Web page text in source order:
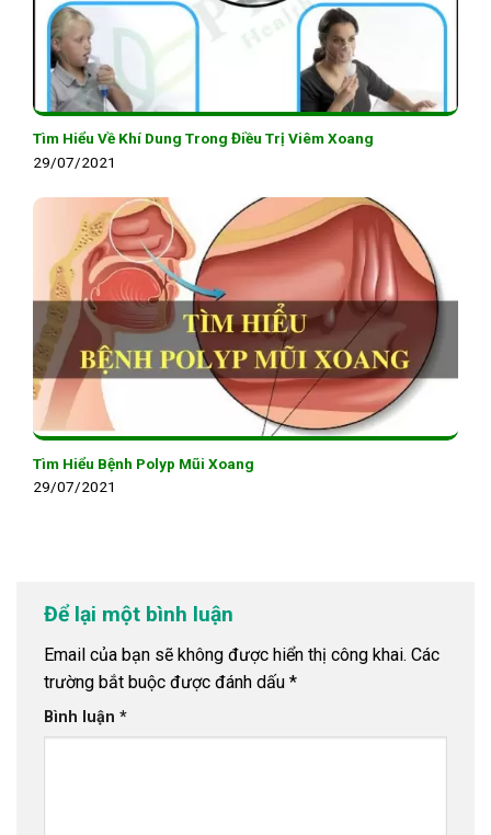
Tìm Hiểu Về Khí Dung Trong Điều Trị Viêm Xoang
29/07/2021
Tìm Hiểu Bệnh Polyp Mũi Xoang
29/07/2021
Để lại một bình luận
Email của bạn sẽ không được hiển thị công khai. Các
trường bắt buộc được đánh dấu *
Bình luận *